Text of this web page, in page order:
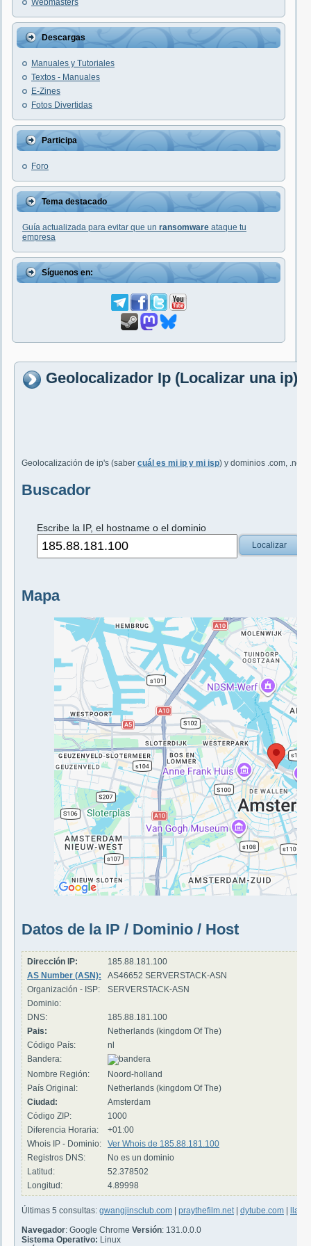
Webmasters
Descargas
Manuales y Tutoriales
Textos - Manuales
E-Zines
Fotos Divertidas
Participa
Foro
Tema destacado
Guía actualizada para evitar que un ransomware ataque tu
empresa
Síguenos en:
Geolocalizador Ip (Localizar una ip) -
Geolocalización de ip's (saber cuál es mi ip y mi isp) y dominios .com, .net,
Buscador
Escribe la IP, el hostname o el dominio
Localizar
Mapa
Datos de la IP / Dominio / Host
Dirección IP:
185.88.181.100
AS Number (ASN):
AS46652 SERVERSTACK-ASN
Organización - ISP:
SERVERSTACK-ASN
Dominio:
DNS:
185.88.181.100
Pais:
Netherlands (kingdom Of The)
Código País:
nl
Bandera:
Nombre Región:
Noord-holland
País Original:
Netherlands (kingdom Of The)
Ciudad:
Amsterdam
Código ZIP:
1000
Diferencia Horaria:
+01:00
Whois IP - Dominio:
Ver Whois de 185.88.181.100
Registros DNS:
No es un dominio
Latitud:
52.378502
Longitud:
4.89998
Últimas 5 consultas: gwangjinsclub.com | praythefilm.net| dytube.com |
Navegador: Google Chrome Versión: 131.0.0.0
Sistema Operativo: Linux